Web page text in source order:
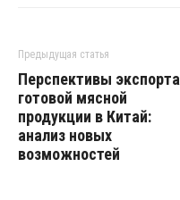
Предыдущая статья
Перспективы экспорта
готовой мясной
продукции в Китай:
анализ новых
возможностей